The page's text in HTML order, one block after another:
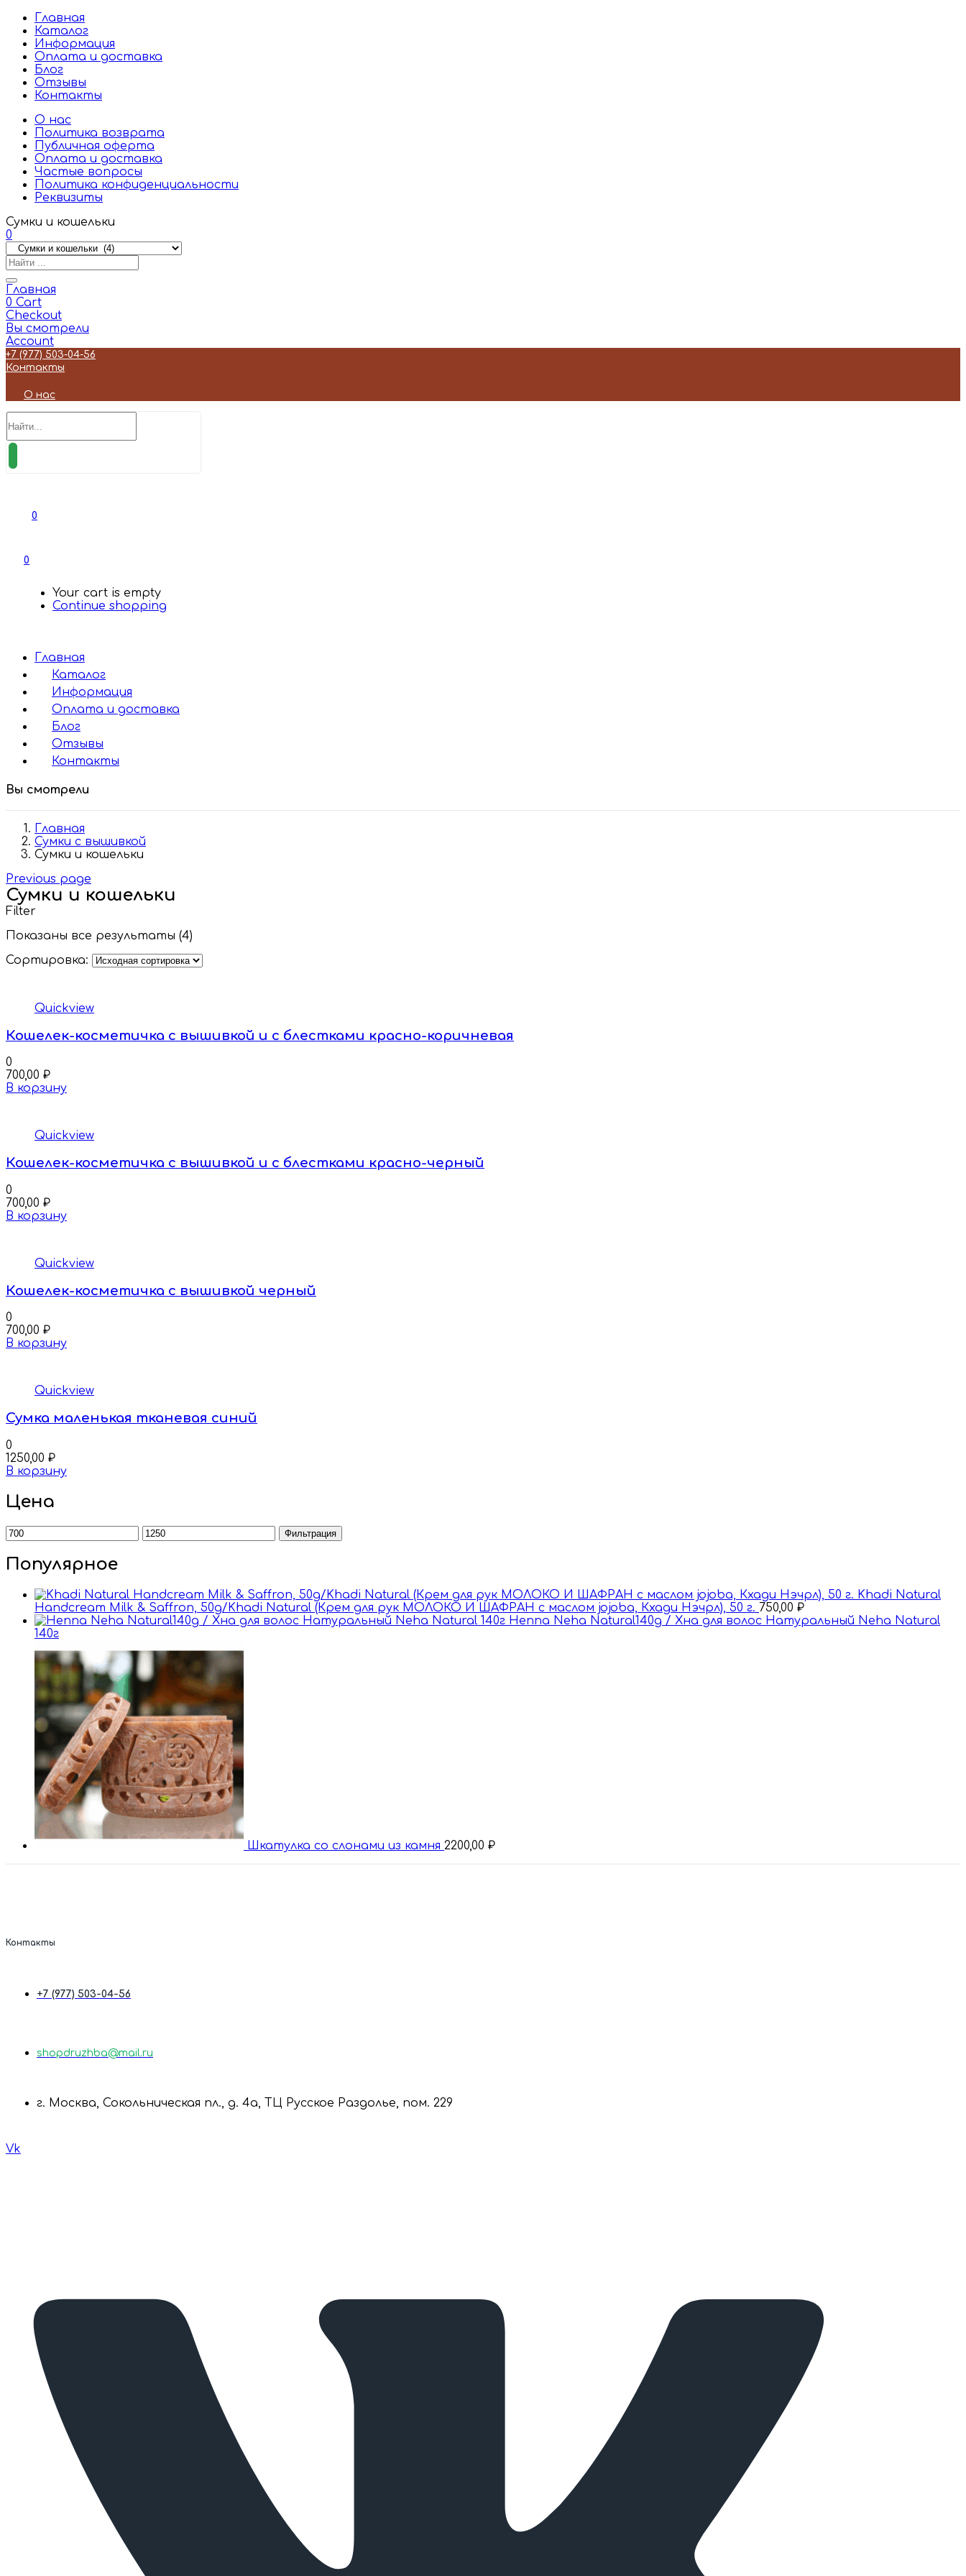
Главная
Каталог
Информация
Оплата и доставка
Блог
Отзывы
Контакты
О нас
Политика возврата
Публичная оферта
Оплата и доставка
Частые вопросы
Политика конфиденциальности
Реквизиты
Сумки и кошельки
0
Главная
0 Cart
Checkout
Вы смотрели
Account
+7 (977) 503-04-56
Контакты
О нас
0
0
Your cart is empty
Continue shopping
Главная
Каталог
Информация
Оплата и доставка
Блог
Отзывы
Контакты
Вы смотрели
Главная
Сумки с вышивкой
Сумки и кошельки
Previous page
Сумки и кошельки
Filter
Показаны все результаты (4)
Сортировка:
Quickview
Кошелек-косметичка с вышивкой и с блестками красно-коричневая
0
700,00 ₽
В корзину
Quickview
Кошелек-косметичка с вышивкой и с блестками красно-черный
0
700,00 ₽
В корзину
Quickview
Кошелек-косметичка с вышивкой черный
0
700,00 ₽
В корзину
Quickview
Сумка маленькая тканевая синий
0
1250,00 ₽
В корзину
Цена
Минимальная
цена
Максимальная
цена
Фильтрация
Популярное
Khadi Natural
Handcream Milk & Saffron, 50g/Khadi Natural (Крем для рук МОЛОКО И ШАФРАН с маслом jojoba, Кхади Нэчрл), 50 г. 750,00 ₽
Henna Neha Natural140g / Хна для волос Натуральный Nehа Natural
140г
Шкатулка со слонами из камня 2200,00 ₽
Контакты
+7 (977) 503-04-56
shopdruzhba@mail.ru
г. Москва, Сокольническая пл., д. 4а, ТЦ Русское Раздолье, пом. 229
Vk